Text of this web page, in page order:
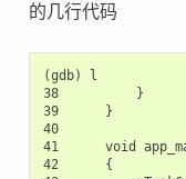
的几行代码
(gdb) l
38          }
39      }
40
41      void
42      {